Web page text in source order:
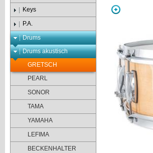
Keys
P.A.
Drums
Drums akustisch
GRETSCH
PEARL
SONOR
TAMA
YAMAHA
LEFIMA
BECKENHALTER